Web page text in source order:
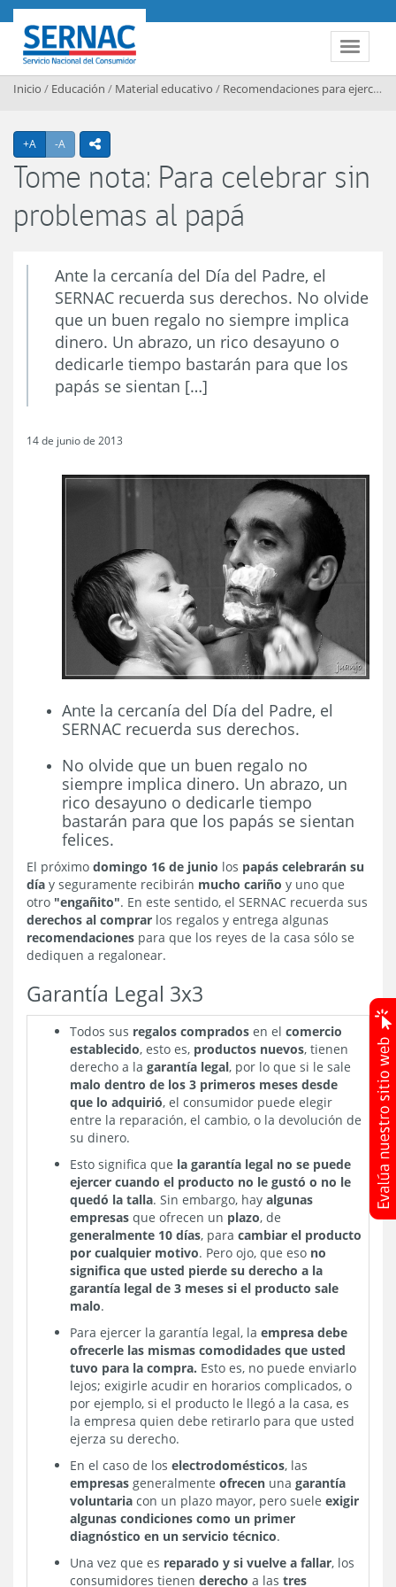
Contenido principal
Toggle
SERNAC
Inicio / Educación / Material educativo / Recomendaciones para ejercer sus derechos
+A Agrandar texto
-A Achicar textoicono compartir
Tome nota: Para celebrar sin
problemas al papá
Ante la cercanía del Día del Padre, el
SERNAC recuerda sus derechos. No olvide
que un buen regalo no siempre implica
dinero. Un abrazo, un rico desayuno o
dedicarle tiempo bastarán para que los
papás se sientan […]
14 de junio de 2013
Ante la cercanía del Día del Padre, el
SERNAC recuerda sus derechos.
No olvide que un buen regalo no
siempre implica dinero. Un abrazo, un
rico desayuno o dedicarle tiempo
bastarán para que los papás se sientan
felices.
El próximo domingo 16 de junio los papás celebrarán su
día y seguramente recibirán mucho cariño y uno que
otro "engañito". En este sentido, el SERNAC recuerda sus
derechos al comprar los regalos y entrega algunas
recomendaciones para que los reyes de la casa sólo se
dediquen a regalonear.
Garantía Legal 3x3
Todos sus regalos comprados en el comercio
establecido, esto es, productos nuevos, tienen
derecho a la garantía legal, por lo que si le sale
malo dentro de los 3 primeros meses desde
que lo adquirió, el consumidor puede elegir
entre la reparación, el cambio, o la devolución de
su dinero.
Esto significa que la garantía legal no se puede
ejercer cuando el producto no le gustó o no le
quedó la talla. Sin embargo, hay algunas
empresas que ofrecen un plazo, de
generalmente 10 días, para cambiar el producto
por cualquier motivo. Pero ojo, que eso no
significa que usted pierde su derecho a la
garantía legal de 3 meses si el producto sale
malo.
Para ejercer la garantía legal, la empresa debe
ofrecerle las mismas comodidades que usted
tuvo para la compra. Esto es, no puede enviarlo
lejos; exigirle acudir en horarios complicados, o
por ejemplo, si el producto le llegó a la casa, es
la empresa quien debe retirarlo para que usted
ejerza su derecho.
En el caso de los electrodomésticos, las
empresas generalmente ofrecen una garantía
voluntaria con un plazo mayor, pero suele exigir
algunas condiciones como un primer
diagnóstico en un servicio técnico.
Una vez que es reparado y si vuelve a fallar, los
consumidores tienen derecho a las tres